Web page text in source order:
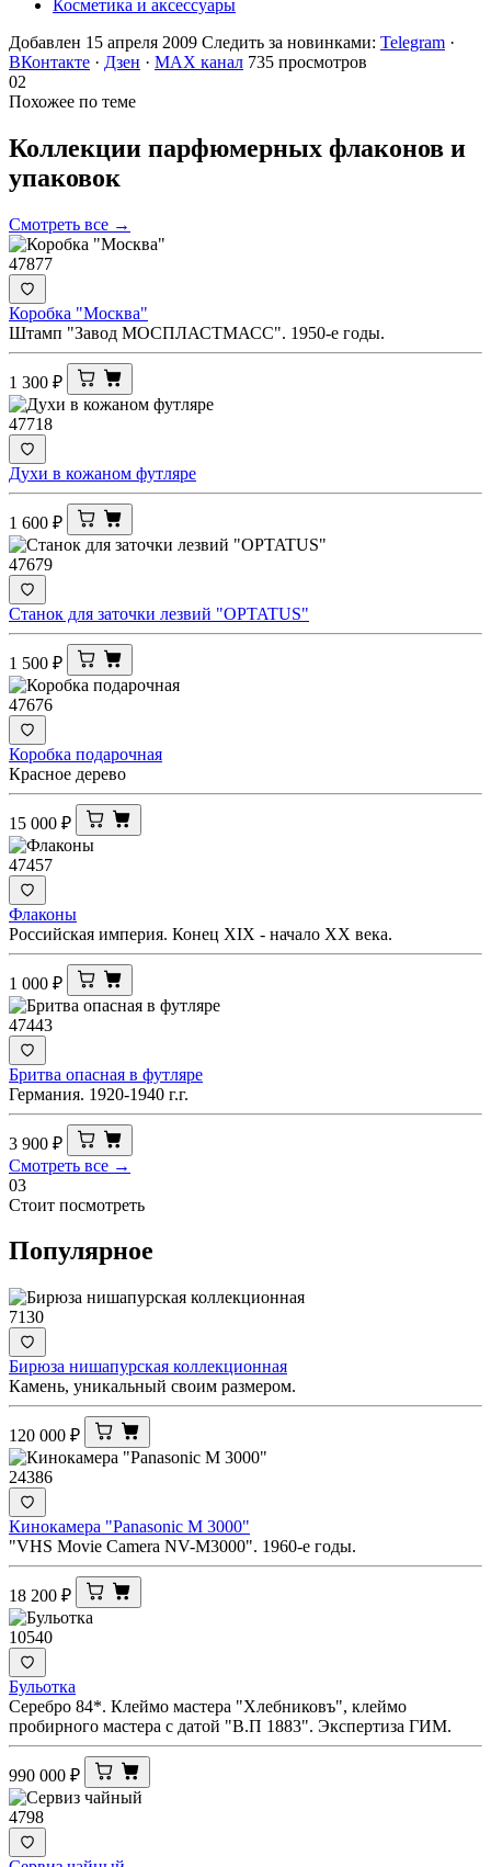
Косметика и аксессуары
Добавлен 15 апреля 2009 Следить за новинками: Telegram ·
ВКонтакте · Дзен · MAX канал 735 просмотров
02
Похожее по теме
Коллекции парфюмерных флаконов и
упаковок
Смотреть все →
47877
Коробка "Москва"
Штамп "Завод МОСПЛАСТМАСС". 1950-е годы.
1 300 ₽
47718
Духи в кожаном футляре
1 600 ₽
47679
Станок для заточки лезвий "OPTATUS"
1 500 ₽
47676
Коробка подарочная
Красное дерево
15 000 ₽
47457
Флаконы
Российская империя. Конец XIX - начало XX века.
1 000 ₽
47443
Бритва опасная в футляре
Германия. 1920-1940 г.г.
3 900 ₽
Смотреть все →
03
Стоит посмотреть
Популярное
7130
Бирюза нишапурская коллекционная
Камень, уникальный своим размером.
120 000 ₽
24386
Кинокамера "Panasonic M 3000"
"VHS Movie Camera NV-M3000". 1960-е годы.
18 200 ₽
10540
Бульотка
Серебро 84*. Клеймо мастера "Хлебниковъ", клеймо
пробирного мастера с датой "В.П 1883". Экспертиза ГИМ.
990 000 ₽
4798